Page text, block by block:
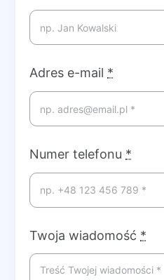
Adres e-mail *
Numer telefonu *
Twoja wiadomość *